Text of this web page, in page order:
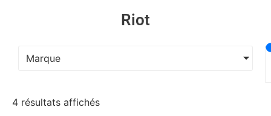
Riot
Marque
4 résultats affichés